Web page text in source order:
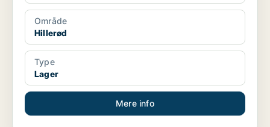
Område
Hillerød
Type
Lager
Mere info